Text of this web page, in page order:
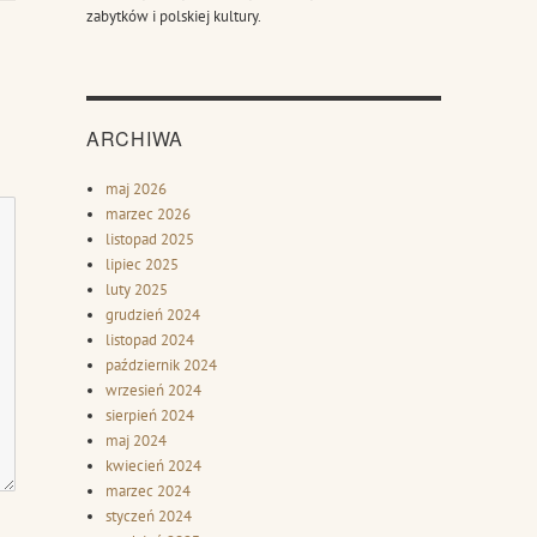
zabytków i polskiej kultury.
ARCHIWA
maj 2026
marzec 2026
listopad 2025
lipiec 2025
luty 2025
grudzień 2024
listopad 2024
październik 2024
wrzesień 2024
sierpień 2024
maj 2024
kwiecień 2024
marzec 2024
styczeń 2024